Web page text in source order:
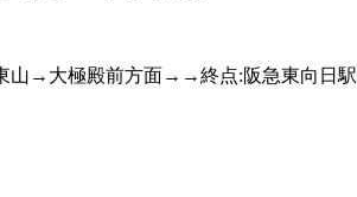
山→大極殿前方面→→終点:阪急東向日駅